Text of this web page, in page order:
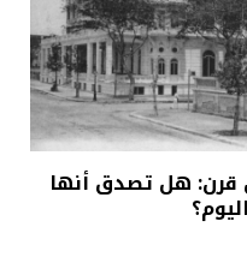
قرن: هل تصدق أنها